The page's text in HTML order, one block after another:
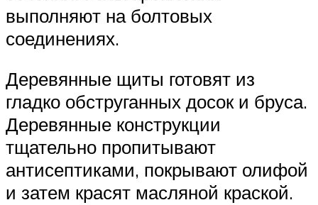
выполняют на болтовых
соединениях.
Деревянные щиты готовят из
гладко обструганных досок и бруса.
Деревянные конструкции
тщательно пропитывают
антисептиками, покрывают олифой
и затем красят масляной краской.